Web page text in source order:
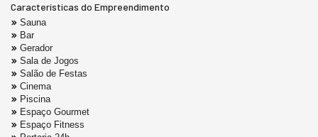
Características do Empreendimento
Sauna
Bar
Gerador
Sala de Jogos
Salão de Festas
Cinema
Piscina
Espaço Gourmet
Espaço Fitness